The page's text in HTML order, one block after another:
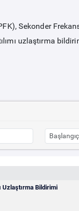
Sekonder
uzlaştırma
Uzlaştırma Bildirimi